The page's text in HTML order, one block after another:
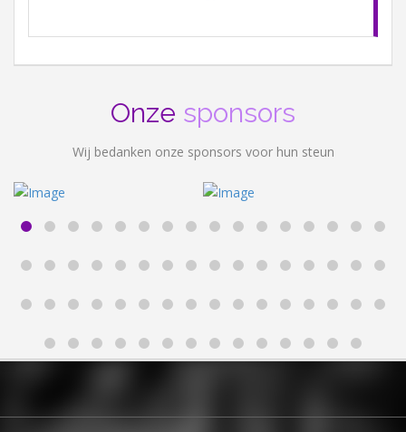
Onze sponsors
Wij bedanken onze sponsors voor hun steun